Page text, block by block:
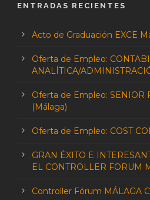
ENTRADAS RECIENTES
Acto de Graduación EXCE
Oferta de Empleo:
ANALÍTICA/
Oferta de Empleo: SENIOR
(Málaga)
Oferta de Empleo: COST
GRAN ÉXITO E
EL CONTROLLER FORUM
Controller Fórum MÁLAGA